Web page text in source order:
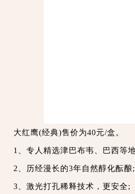
大红鹰(经典)售价为40元/盒。
1、专人精选津巴布韦、巴西等
2、历经漫长的3年自然醇化酝酿;
3、激光打孔稀释技术，更安全;